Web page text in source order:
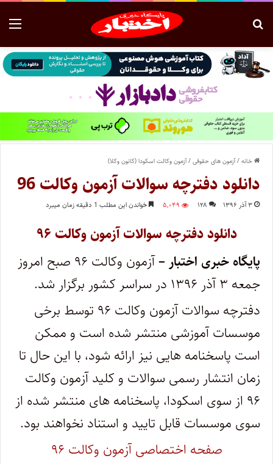
خانه/آزمون های حقوقی/آزمون وکالت اسکودا (کانون وکلا)
دانلود دفترچه سوالات آزمون وکالت 96
۳ آذر ۱۳۹۶ ۱۲۸ ۵,۰۴۹ خواندن این مطلب 1 دقیقه زمان میبرد
دانلود دفترچه سوالات آزمون وکالت ۹۶
پایگاه خبری اختبار –
آزمون وکالت ۹۶ صبح امروز
جمعه ۳ آذر ۱۳۹۶ در سراسر کشور برگزار شد.
دفترچه سوالات آزمون وکالت ۹۶ توسط برخی
موسسات آموزشی منتشر شده است و ممکن
است پاسخنامه هایی نیز ارائه شود، با این حال تا
زمان انتشار رسمی سوالات و کلید آزمون وکالت
۹۶ از سوی اسکودا، پاسخنامه های منتشر شده از
سوی موسسات قابل تایید و استناد نخواهند بود.
صفحه اختصاصی آزمون وکالت ۹۶